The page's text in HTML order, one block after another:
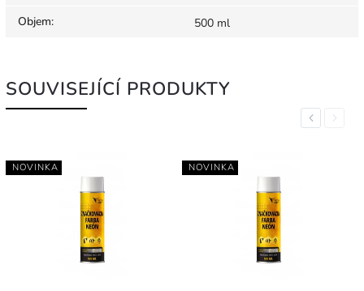
Objem: 500 ml
SOUVISEJÍCÍ PRODUKTY
Previous
NOVINKA NOVINKA
Next